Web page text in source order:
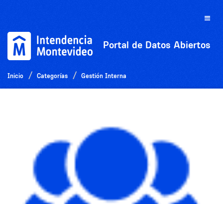
Toggle
Portal de Datos Abiertos
Inicio Categorías Gestión Interna